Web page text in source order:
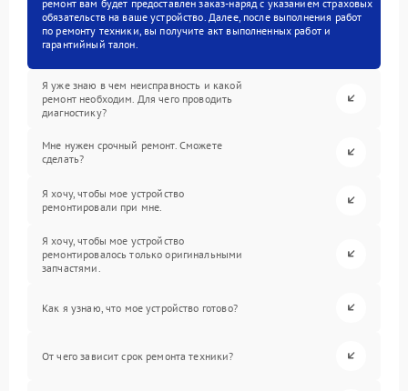
ремонт вам будет предоставлен заказ-наряд с указанием страховых
обязательств на ваше устройство. Далее, после выполнения работ
по ремонту техники, вы получите акт выполненных работ и
гарантийный талон.
Я уже знаю в чем неисправность и какой
ремонт необходим. Для чего проводить
диагностику?
Мне нужен срочный ремонт. Сможете
сделать?
Я хочу, чтобы мое устройство
ремонтировали при мне.
Я хочу, чтобы мое устройство
ремонтировалось только оригинальными
запчастями.
Как я узнаю, что мое устройство готово?
От чего зависит срок ремонта техники?